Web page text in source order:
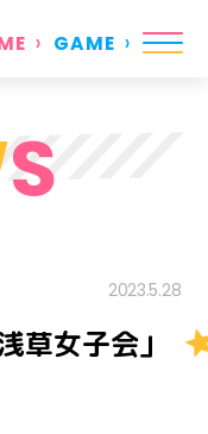
GAME
S
2023.5.28
草女子会」